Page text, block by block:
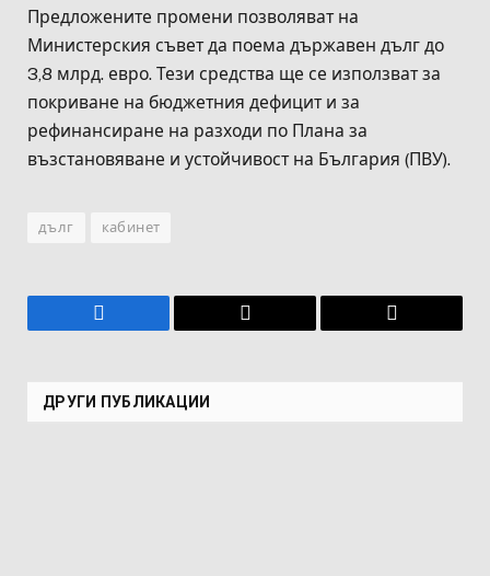
Предложените промени позволяват на
Министерския съвет да поема държавен дълг до
3,8 млрд. евро. Тези средства ще се използват за
покриване на бюджетния дефицит и за
рефинансиране на разходи по Плана за
възстановяване и устойчивост на България (ПВУ).
дълг кабинет
Facebook Имейл
Копирай
ДРУГИ ПУБЛИКАЦИИ